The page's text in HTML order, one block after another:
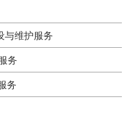
与维护服务
务
务